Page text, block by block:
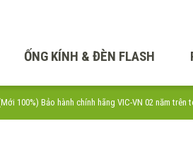
ỐNG KÍNH & ĐÈN FLASH
100%) Bảo hành chính hãng VIC-VN 02 năm trên